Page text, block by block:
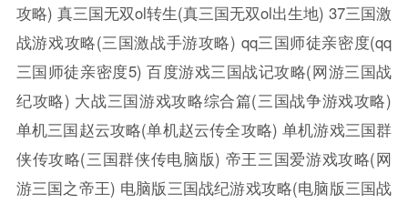
攻略) 真三国无双ol转生(真三国无双ol出生地) 37三国激
战游戏攻略(三国激战手游攻略) qq三国师徒亲密度(qq
三国师徒亲密度5) 百度游戏三国战记攻略(网游三国战
纪攻略) 大战三国游戏攻略综合篇(三国战争游戏攻略)
单机三国赵云攻略(单机赵云传全攻略) 单机游戏三国群
侠传攻略(三国群侠传电脑版) 帝王三国爱游戏攻略(网
游三国之帝王) 电脑版三国战纪游戏攻略(电脑版三国战